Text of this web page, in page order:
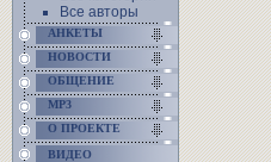
Все авторы
АНКЕТЫ
НОВОСТИ
ОБЩЕНИЕ
MP3
О ПРОЕКТЕ
ВИДЕО